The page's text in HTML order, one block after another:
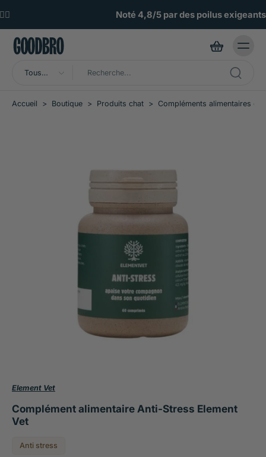
Noté 4,8/5 par des poilus exigeants 🌟
Tous
Accueil > Boutique > Produits chat > Compléments alimentaires
Element Vet
Complément alimentaire Anti-Stress Element
Vet
Anti stress